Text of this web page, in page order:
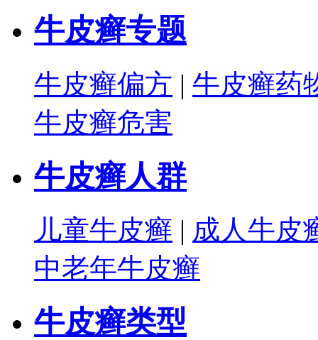
牛皮癣专题
牛皮癣偏方 | 牛皮癣药
牛皮癣危害
牛皮癣人群
儿童牛皮癣 | 成人牛皮
中老年牛皮癣
牛皮癣类型